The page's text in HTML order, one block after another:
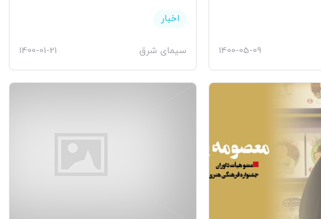
1400-05-09
اخبار
سیمای شرق 1400-01-21